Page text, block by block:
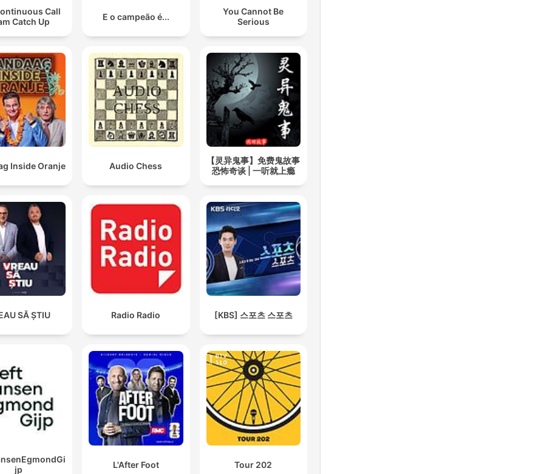
Call
Catch Up
E o campeão é...
You Cannot Be
Serious
Inside Oranje Audio Chess
【灵异鬼事】免费鬼故事
恐怖奇谈 | 一听就上瘾
SĂ ȘTIU Radio Radio [KBS] 스포츠 스포츠
jp
L'After Foot Tour 202